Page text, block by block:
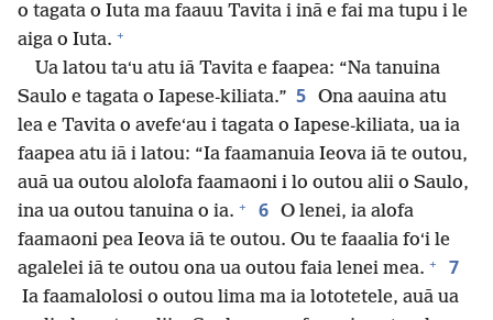
o tagata o Iuta ma faauu Tavita i inā e fai ma tupu i le
aiga o Iuta. +
Ua latou taʻu atu iā Tavita e faapea: “Na tanuina
Saulo e tagata o Iapese-kiliata.” 5 Ona aauina atu
lea e Tavita o avefeʻau i tagata o Iapese-kiliata, ua ia
faapea atu iā i latou: “Ia faamanuia Ieova iā te outou,
auā ua outou alolofa faamaoni i lo outou alii o Saulo,
ina ua outou tanuina o ia. + 6 O lenei, ia alofa
faamaoni pea Ieova iā te outou. Ou te faaalia foʻi le
agalelei iā te outou ona ua outou faia lenei mea. + 7
Ia faamalolosi o outou lima ma ia lototetele, auā ua